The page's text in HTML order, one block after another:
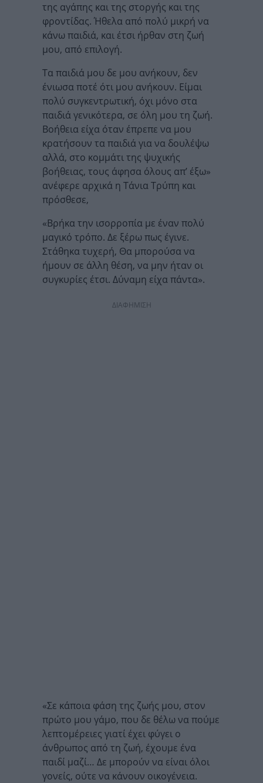
της αγάπης και της στοργής και της
φροντίδας. Ήθελα από πολύ μικρή να
κάνω παιδιά, και έτσι ήρθαν στη ζωή
μου, από επιλογή.
Τα παιδιά μου δε μου ανήκουν, δεν
ένιωσα ποτέ ότι μου ανήκουν. Είμαι
πολύ συγκεντρωτική, όχι μόνο στα
παιδιά γενικότερα, σε όλη μου τη ζωή.
Βοήθεια είχα όταν έπρεπε να μου
κρατήσουν τα παιδιά για να δουλέψω
αλλά, στο κομμάτι της ψυχικής
βοήθειας, τους άφησα όλους απ’ έξω»
ανέφερε αρχικά η Τάνια Τρύπη και
πρόσθεσε,
«Βρήκα την ισορροπία με έναν πολύ
μαγικό τρόπο. Δε ξέρω πως έγινε.
Στάθηκα τυχερή, Θα μπορούσα να
ήμουν σε άλλη θέση, να μην ήταν οι
συγκυρίες έτσι. Δύναμη είχα πάντα».
ΔΙΑΦΗΜΙΣΗ
«Σε κάποια φάση της ζωής μου, στον
πρώτο μου γάμο, που δε θέλω να πούμε
λεπτομέρειες γιατί έχει φύγει ο
άνθρωπος από τη ζωή, έχουμε ένα
παιδί μαζί… Δε μπορούν να είναι όλοι
γονείς, ούτε να κάνουν οικογένεια.